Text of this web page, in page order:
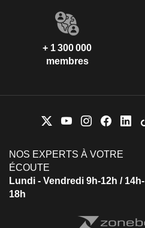
+ 1 300 000
membres
NOS EXPERTS À VOTRE
ÉCOUTE
Lundi - Vendredi 9h-12h / 14h-
18h